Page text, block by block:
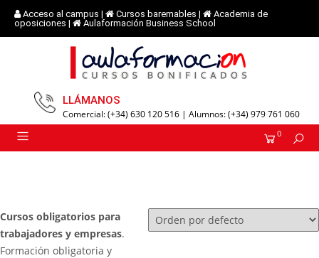
Acceso al campus | Cursos baremables |
Academia de
oposiciones | Aulaformación Business School
LLÁMANOS
Comercial: (+34) 630 120 516 | Alumnos: (+34) 979 761 060
0
Cursos obligatorios para
trabajadores y empresas.
Formación obligatoria y